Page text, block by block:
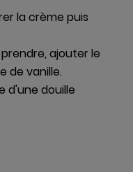
la crème puis
ajouter le
de vanille.
d'une douille